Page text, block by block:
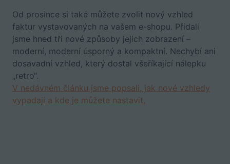
Od prosince si také můžete zvolit nový vzhled
faktur vystavovaných na vašem e-shopu. Přidali
jsme hned tři nové způsoby jejich zobrazení –
moderní, moderní úsporný a kompaktní. Nechybí ani
dosavadní vzhled, který dostal všeříkající nálepku
„retro“.
V nedávném článku jsme popsali, jak nové vzhledy
vypadají a kde je můžete nastavit.